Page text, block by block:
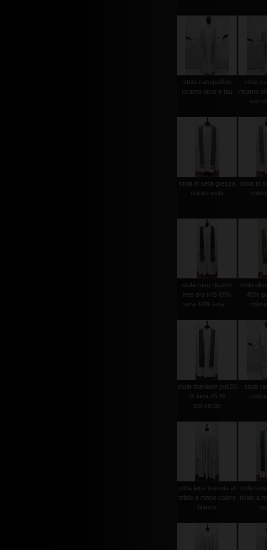
stola canapa/lino
ricamo olivo e tau
stola
ricamo
san
stola in seta grezza
colore viola
stola in
stola raso ricamo
rete oro iHS 60%
seta 40% lana ...
stola
45%
stola tiberiade pol.55
% lana 45 %
col.verde
stola
stola lana tessuta al
telaio a mano colore
bianco
stola
telaio a